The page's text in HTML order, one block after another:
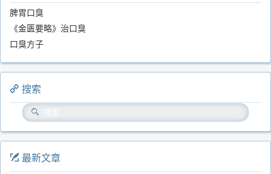
脾胃口臭
《金匮要略》治口臭
口臭方子
搜索
最新文章